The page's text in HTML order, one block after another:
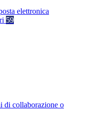
elettronica
59
di collaborazione o